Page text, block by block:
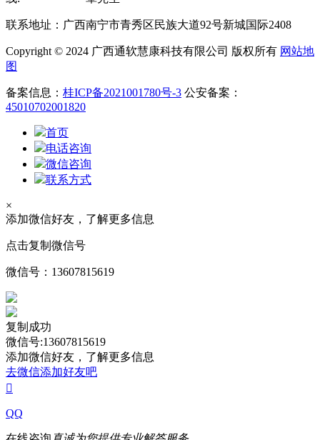
联系地址：广西南宁市青秀区民族大道92号新城国际2408
Copyright © 2024 广西通软慧康科技有限公司 版权所有 网站地
图
备案信息： 桂ICP备2021001780号-3 公安备案：
45010702001820
首页
电话咨询
微信咨询
联系方式
×
添加微信好友，了解更多信息
点击复制微信号
微信号： 13607815619
复制成功
微信号:13607815619
添加微信好友，了解更多信息
去微信添加好友吧

QQ